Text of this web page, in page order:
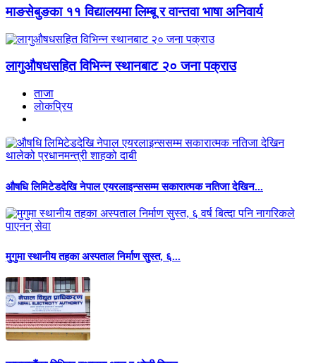
माङसेबुङका ११ विद्यालयमा लिम्बू र वान्तवा भाषा अनिवार्य
लागुऔषधसहित विभिन्न स्थानबाट २० जना पक्राउ
ताजा
लाेकप्रिय
औषधि लिमिटेडदेखि नेपाल एयरलाइन्ससम्म सकारात्मक नतिजा देखिन...
मुगुमा स्थानीय तहका अस्पताल निर्माण सुस्त, ६...